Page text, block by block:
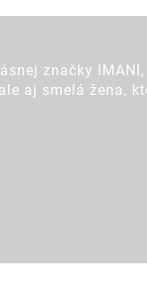
značky
aj smelá žena,